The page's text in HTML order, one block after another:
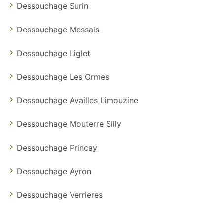
Dessouchage Surin
Dessouchage Messais
Dessouchage Liglet
Dessouchage Les Ormes
Dessouchage Availles Limouzine
Dessouchage Mouterre Silly
Dessouchage Princay
Dessouchage Ayron
Dessouchage Verrieres